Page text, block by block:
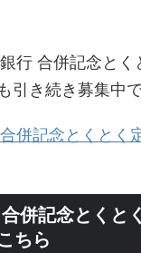
行 合併記念とく
引き続き募集中で
併記念とくとく
併記念とくと
ちら